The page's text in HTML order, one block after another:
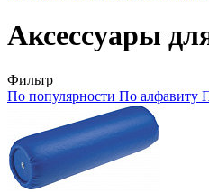
Аксессуары
Фильтр
По популярности По алфавиту